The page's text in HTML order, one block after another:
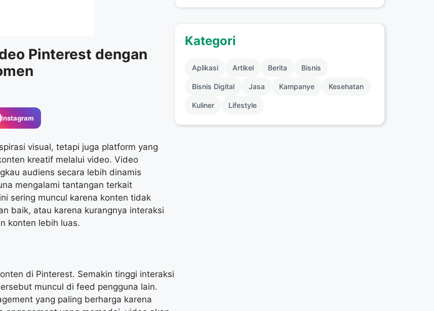
Pinterest dengan
Instagram
visual, tetapi juga platform yang
kreatif melalui video. Video
audiens secara lebih dinamis
mengalami tantangan terkait
sering muncul karena konten tidak
baik, atau karena kurangnya interaksi
konten lebih luas.
di Pinterest. Semakin tinggi interaksi
muncul di feed pengguna lain.
yang paling berharga karena
Kategori
Aplikasi Artikel Berita Bisnis
Bisnis Digital Jasa Kampanye Kesehatan
Kuliner Lifestyle